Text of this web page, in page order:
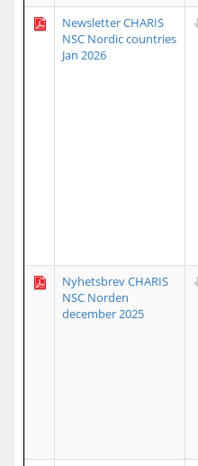
Newsletter CHARIS
NSC Nordic countries
Jan 2026
Nyhetsbrev CHARIS
NSC Norden
december 2025